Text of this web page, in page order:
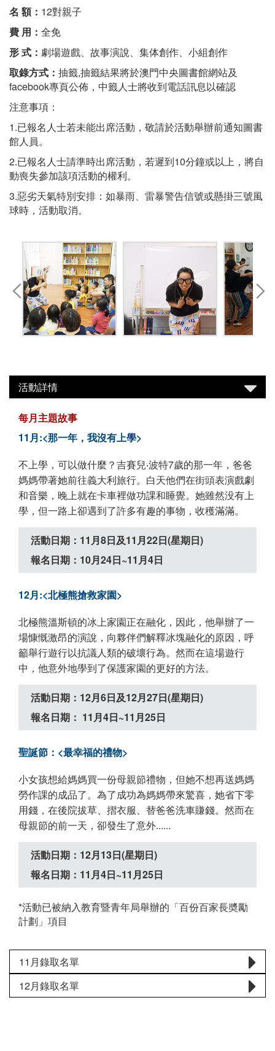
名 額： 12對親子
費 用： 全免
形 式： 劇場遊戲、故事演說、集体創作、小組創作
取錄方式： 抽籤,抽籤結果將於澳門中央圖書館網站及
facebook專頁公佈，中籤人士將收到電話訊息以確認
注意事項：
1.已報名人士若未能出席活動，敬請於活動舉辦前通知圖書
館人員。
2.已報名人士請準時出席活動，若遲到10分鐘或以上，將自
動喪失參加該項活動的權利。
3.惡劣天氣特別安排：如暴雨、雷暴警告信號或懸掛三號風
球時，活動取消。
活動詳情
每月主題故事
11月:<那一年，我沒有上學>
不上學，可以做什麼？吉賽兒‧波特7歲的那一年，爸爸
媽媽帶著她前往義大利旅行。白天他們在街頭表演戲劇
和音樂，晚上就在卡車裡做功課和睡覺。她雖然没有上
學，但一路上卻遇到了許多有趣的事物，收穫滿滿。
活動日期：11月8日及11月22日(星期日)
報名日期：10月24日~11月4日
12月:<北極熊搶救家園>
北極熊溫斯頓的冰上家園正在融化，因此，他舉辦了一
場慷慨激昂的演說，向夥伴們解釋冰塊融化的原因，呼
籲舉行遊行以抗議人類的破壞行為。然而在這場遊行
中，他意外地學到了保護家園的更好的方法。
活動日期：12月6日及12月27日(星期日)
報名日期： 11月4日~11月25日
聖誕節：<最幸福的禮物>
小女孩想給媽媽買一份母親節禮物，但她不想再送媽媽
勞作課的成品了。為了成功為媽媽帶來驚喜，她省下零
用錢，在後院拔草、摺衣服、替爸爸洗車賺錢。然而在
母親節的前一天，卻發生了意外......
活動日期：12月13日(星期日)
報名日期：11月4日~11月25日
*活動已被納入教育暨青年局舉辦的「百份百家長奬勵
計劃」項目
11月錄取名單
12月錄取名單